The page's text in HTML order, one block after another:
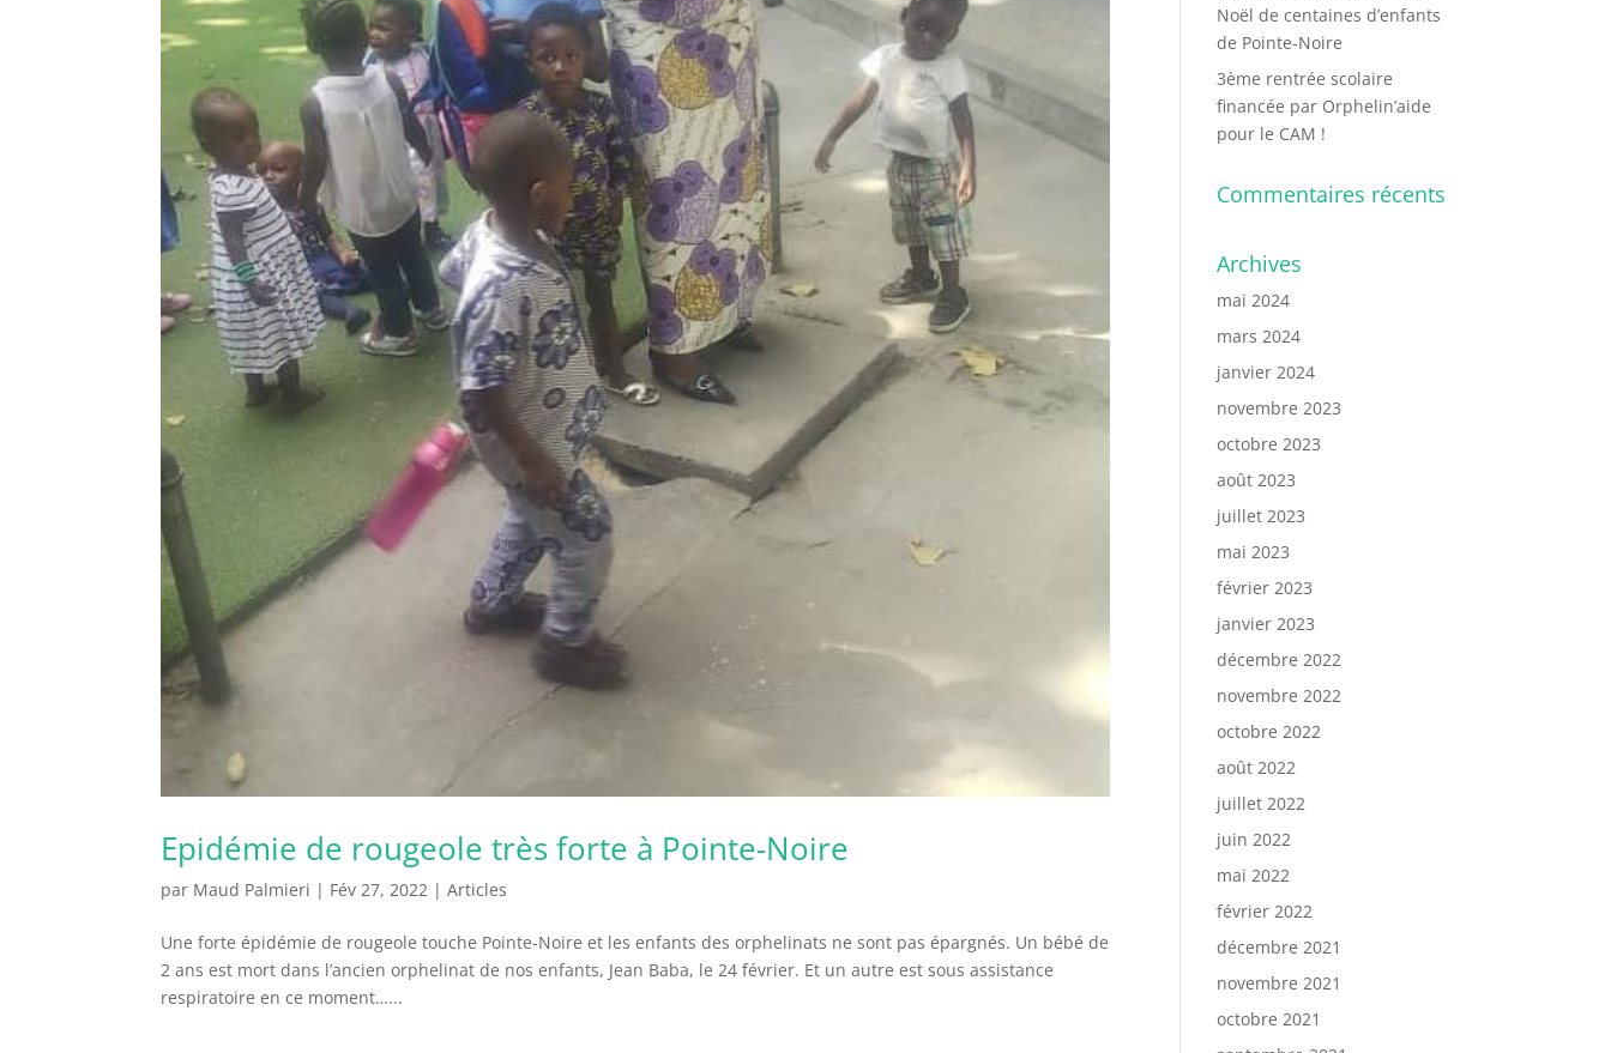
Epidémie de rougeole très forte à Pointe-Noire
par Maud Palmieri | Fév 27, 2022 |Articles
Une forte épidémie de rougeole touche Pointe-Noire et les enfants des orphelinats ne sont pas épargnés. Un bébé de
2 ans est mort dans l’ancien orphelinat de nos enfants, Jean Baba, le 24 février. Et un autre est sous assistance
respiratoire en ce moment…...
Noël de centaines d’enfants
de Pointe-Noire
3ème rentrée scolaire
financée par Orphelin’aide
pour le CAM !
Commentaires récents
Archives
mai 2024
mars 2024
janvier 2024
novembre 2023
octobre 2023
août 2023
juillet 2023
mai 2023
février 2023
janvier 2023
décembre 2022
novembre 2022
octobre 2022
août 2022
juillet 2022
juin 2022
mai 2022
février 2022
décembre 2021
novembre 2021
octobre 2021